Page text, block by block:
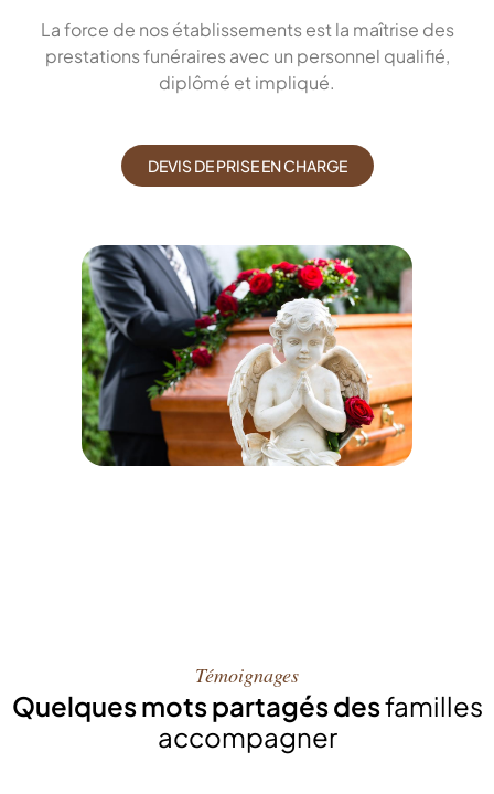
La force de nos établissements est la maîtrise des
prestations funéraires avec un personnel qualifié,
diplômé et impliqué.
DEVIS DE PRISE EN CHARGE
Témoignages
Quelques mots partagés desfamilles
accompagner